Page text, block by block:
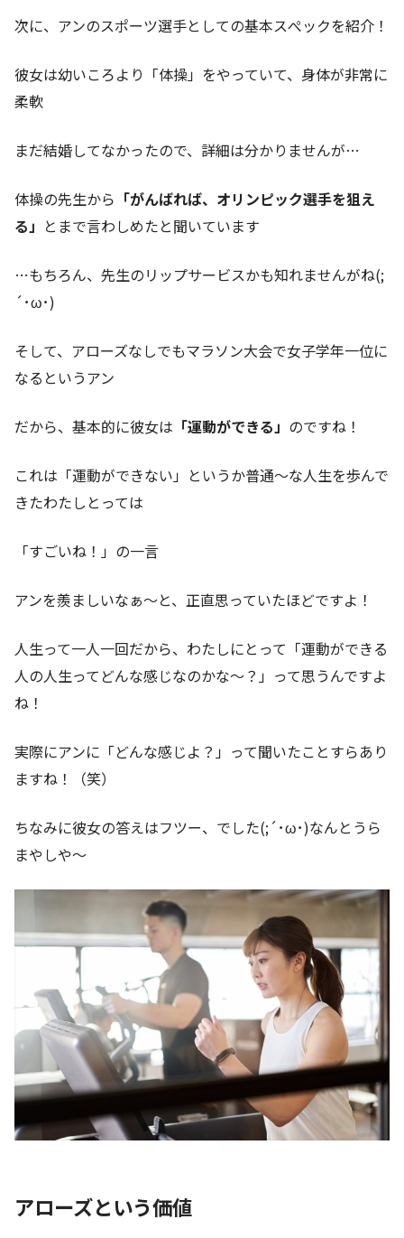
次に、アンのスポーツ選手としての基本スぺックを紹介！
彼女は幼いころより「体操」をやっていて、身体が非常に
柔軟
まだ結婚してなかったので、詳細は分かりませんが…
体操の先生から 「がんばれば、オリンピック選手を狙え
る」 とまで言わしめたと聞いています
…もちろん、先生のリップサービスかも知れませんがね(;
´･ω･)
そして、アローズなしでもマラソン大会で女子学年一位に
なるというアン
だから、基本的に彼女は 「運動ができる」 のですね！
これは「運動ができない」というか普通～な人生を歩んで
きたわたしとっては
「すごいね！」の一言
アンを羨ましいなぁ～と、正直思っていたほどですよ！
人生って一人一回だから、わたしにとって「運動ができる
人の人生ってどんな感じなのかな～？」って思うんですよ
ね！
実際にアンに「どんな感じよ？」って聞いたことすらあり
ますね！（笑）
ちなみに彼女の答えはフツー、でした(;´･ω･)なんとうら
まやしや～
アローズという価値